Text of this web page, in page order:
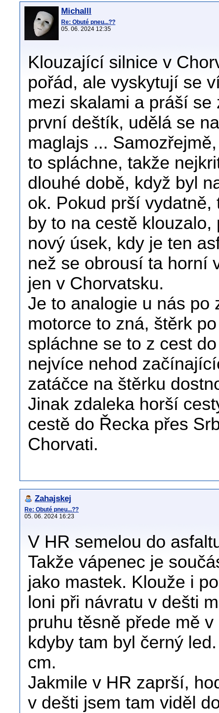
Michalll
Re: Obuté pneu...??
05. 06. 2024 12:35
Klouzající silnice v
pořád, ale vyskytují se
mezi skalami a práší
první deštík, udělá se
maglajs ...
to spláchne, takže
dlouhé době, když byl
ok. Pokud prší
by to na cestě
nový úsek, kdy je ten
než se obrousí ta horní
jen v Chorvatsku.
Je to analogie u nás po
motorce to zná, štěrk
spláchne se to z cest
nejvíce nehod
zatáčce na štěrku
Jinak zdaleka horší
cestě do Řecka přes
Chorvati.
Zahajskej
Re: Obuté pneu...??
05. 06. 2024 16:23
V HR semelou do
Takže vápenec je
jako mastek. Klouže i
loni při návratu v dešti
pruhu těsně přede mě
kdyby tam byl černý
cm.
Jakmile v HR zaprší,
v dešti jsem tam viděl